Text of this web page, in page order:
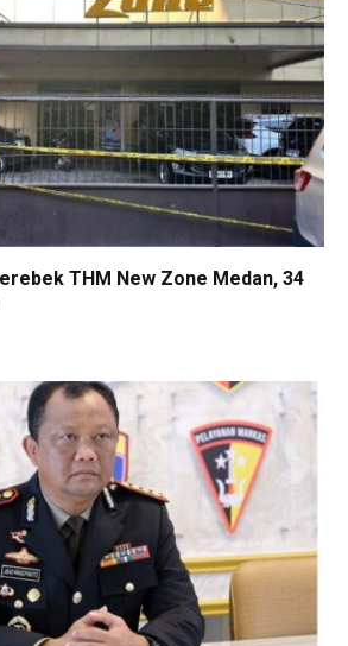
THM New Zone Medan, 34